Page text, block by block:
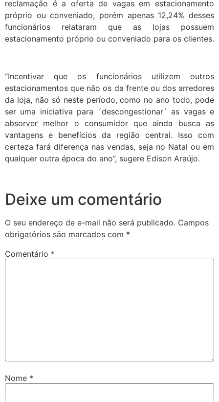
reclamação é a oferta de vagas em estacionamento
próprio ou conveniado, porém apenas 12,24% desses
funcionários relataram que as lojas possuem
estacionamento próprio ou conveniado para os clientes.
“Incentivar que os funcionários utilizem outros
estacionamentos que não os da frente ou dos arredores
da loja, não só neste período, como no ano todo, pode
ser uma iniciativa para ´descongestionar´ as vagas e
absorver melhor o consumidor que ainda busca as
vantagens e benefícios da região central. Isso com
certeza fará diferença nas vendas, seja no Natal ou em
qualquer outra época do ano”, sugere Edison Araújo.
Deixe um comentário
O seu endereço de e-mail não será publicado. Campos
obrigatórios são marcados com *
Comentário *
Nome *